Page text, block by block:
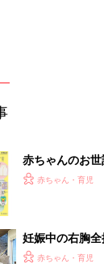
赤ちゃんのお
てのひよこクラ
赤ちゃん・育児
妊娠中の右胸
なかの子を守れ
赤ちゃん・育児